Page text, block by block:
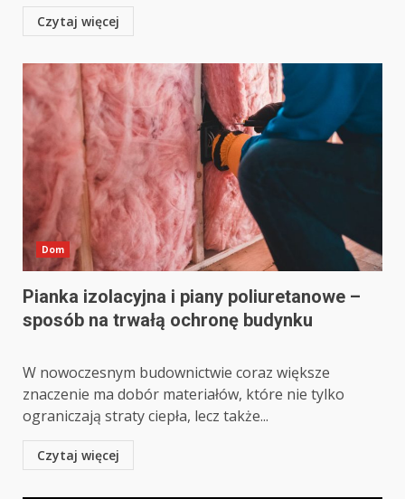
Czytaj więcej
Dom
Pianka izolacyjna i piany poliuretanowe –
sposób na trwałą ochronę budynku
W nowoczesnym budownictwie coraz większe
znaczenie ma dobór materiałów, które nie tylko
ograniczają straty ciepła, lecz także...
Czytaj więcej